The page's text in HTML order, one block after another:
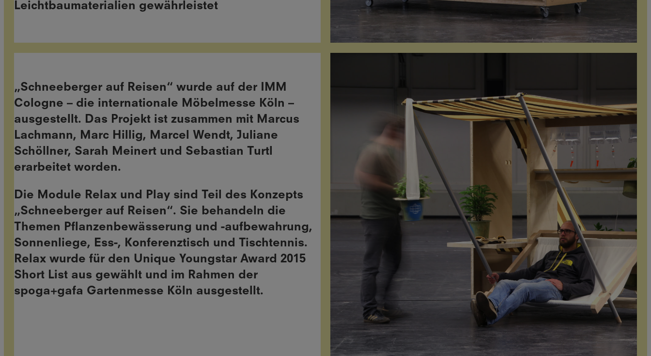
Leichtbaumaterialien gewährleistet
„Schneeberger auf Reisen“ wurde auf der IMM
Cologne – die internationale Möbelmesse Köln –
ausgestellt. Das Projekt ist zusammen mit Marcus
Lachmann, Marc Hillig, Marcel Wendt, Juliane
Schöllner, Sarah Meinert und Sebastian Turtl
erarbeitet worden.
Die Module Relax und Play sind Teil des Konzepts
„Schneeberger auf Reisen“. Sie behandeln die
Themen Pflanzenbewässerung und -aufbewahrung,
Sonnenliege, Ess-, Konferenztisch und Tischtennis.
Relax wurde für den Unique Youngstar Award 2015
Short List aus gewählt und im Rahmen der
spoga+gafa Gartenmesse Köln ausgestellt.